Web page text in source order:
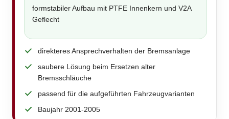
formstabiler Aufbau mit PTFE Innenkern und V2A
Geflecht
direkteres Ansprechverhalten der Bremsanlage
saubere Lösung beim Ersetzen alter
Bremsschläuche
passend für die aufgeführten Fahrzeugvarianten
Baujahr 2001-2005